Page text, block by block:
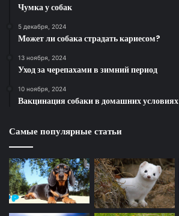
Чумка у собак
5 декабря, 2024
Может ли собака страдать кариесом?
13 ноября, 2024
Уход за черепахами в зимний период
10 ноября, 2024
Вакцинация собаки в домашних условиях
Самые популярные статьи